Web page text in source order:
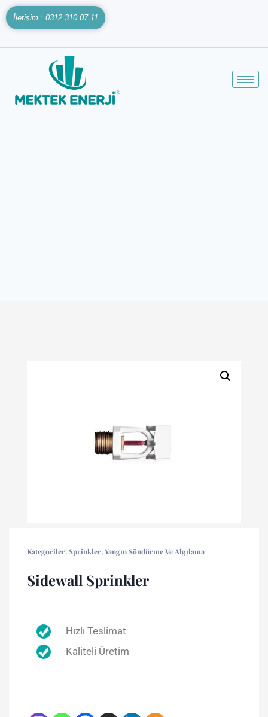
İletişim : 0312 310 07 11
Kategoriler:Sprinkler,Yangın Söndürme Ve Algılama
Sidewall Sprinkler
Hızlı Teslimat
Kaliteli Üretim